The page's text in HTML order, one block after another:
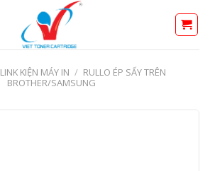
LINK KIỆN MÁY IN / RULLO ÉP SẤY TRÊN
BROTHER/SAMSUNG